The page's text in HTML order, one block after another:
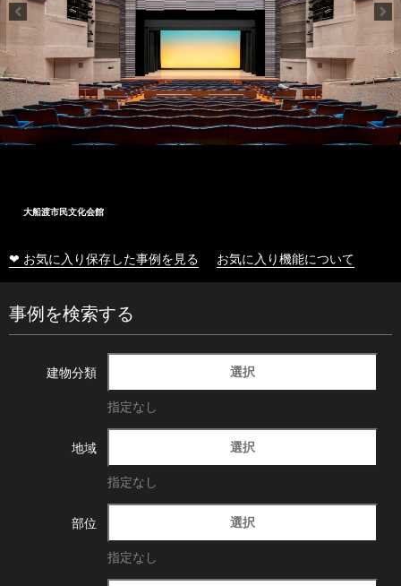
大船渡市民文化会館
❤ お気に入り保存した事例を見る お気に入り機能について
事例を検索する
建物分類 選択
指定なし
地域 選択
指定なし
部位 選択
指定なし